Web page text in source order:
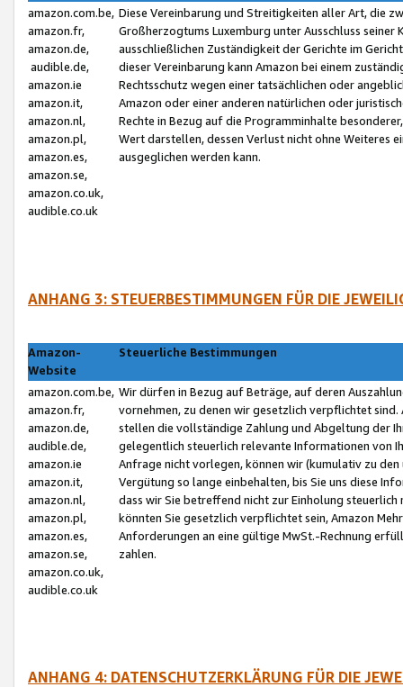
amazon.com.be,
amazon.fr,
amazon.de,
audible.de,
amazon.ie
amazon.it,
amazon.nl,
amazon.pl,
amazon.es,
amazon.se,
amazon.co.uk,
audible.co.uk
Diese Vereinbarung und Streitigkeiten aller Art, die
Großherzogtums Luxemburg unter Ausschluss
ausschließlichen Zuständigkeit der Gerichte im
dieser Vereinbarung kann Amazon bei einem
Rechtsschutz wegen einer tatsächlichen oder
Amazon oder einer anderen natürlichen oder
Rechte in Bezug auf die Programminhalte
Wert darstellen, dessen Verlust nicht ohne Weiteres
ausgeglichen werden kann.
ANHANG 3: STEUERBESTIMMUNGEN FÜR DIE
Amazon-
Website
Steuerliche Bestimmungen
amazon.com.be,
amazon.fr,
amazon.de,
audible.de,
amazon.ie
amazon.it,
amazon.nl,
amazon.pl,
amazon.es,
amazon.se,
amazon.co.uk,
audible.co.uk
Wir dürfen in Bezug auf Beträge, auf deren
vornehmen, zu denen wir gesetzlich verpflichtet
stellen die vollständige Zahlung und Abgeltung der
gelegentlich steuerlich relevante Informationen von
Anfrage nicht vorlegen, können wir (kumulativ zu
Vergütung so lange einbehalten, bis Sie uns diese
dass wir Sie betreffend nicht zur Einholung
könnten Sie gesetzlich verpflichtet sein, Amazon
Anforderungen an eine gültige MwSt.-Rechnung
zahlen.
ANHANG 4: DATENSCHUTZERKLÄRUNG FÜR DIE